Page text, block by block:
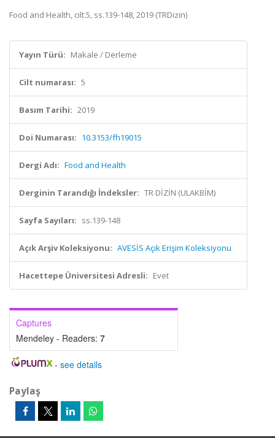
Food and Health, cilt.5, ss.139-148, 2019 (TRDizin)
Yayın Türü: Makale / Derleme
Cilt numarası: 5
Basım Tarihi: 2019
Doi Numarası: 10.3153/fh19015
Dergi Adı: Food and Health
Derginin Tarandığı İndeksler: TR DİZİN (ULAKBİM)
Sayfa Sayıları: ss.139-148
Açık Arşiv Koleksiyonu: AVESİS Açık Erişim Koleksiyonu
Hacettepe Üniversitesi Adresli: Evet
Captures
Mendeley - Readers: 7
- see details
Paylaş